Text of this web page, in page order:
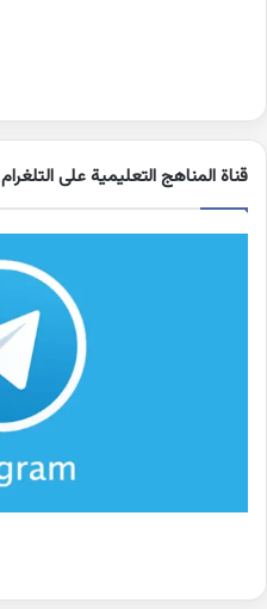
قناة المناهج التعليمية على التلغرام